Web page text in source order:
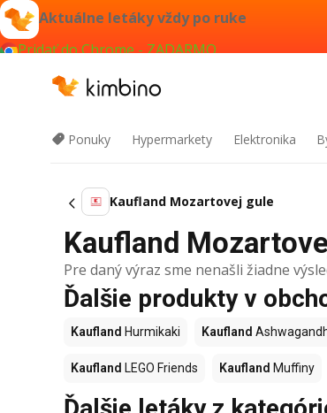
Aktuálne letáky vždy po ruke
Pridať do Chrome - ZADARMO
Ponuky Hypermarkety Elektronika
Kaufland Mozartovej gule
Kaufland
Pre daný výraz sme nenašli žiadne
Ďalšie produkty v
Kaufland Hurmikaki Kaufland
Kaufland LEGO Friends Kaufland Muffiny